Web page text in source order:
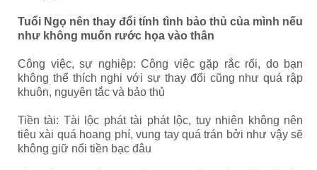
Tuổi Ngọ nên thay đổi tính tình bảo thủ của mình nếu
như không muốn rước họa vào thân
Công việc, sự nghiệp: Công việc gặp rắc rối, do bạn
không thể thích nghi với sự thay đổi cũng như quá rập
khuôn, nguyên tắc và bảo thủ
Tiền tài: Tài lộc phát tài phát lộc, tuy nhiên không nên
tiêu xài quá hoang phí, vung tay quá trán bởi như vậy sẽ
không giữ nổi tiền bạc đâu